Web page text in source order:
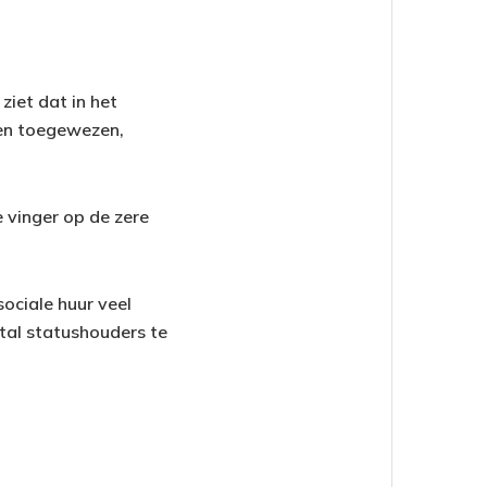
dat in het
toegewezen,
op de zere
huur veel
statushouders te